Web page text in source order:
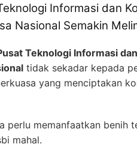
Informasi dan
Nasional Semakin
Teknologi Informasi
tidak sekadar kepada
yang menciptakan
memanfaatkan benih
mahal.